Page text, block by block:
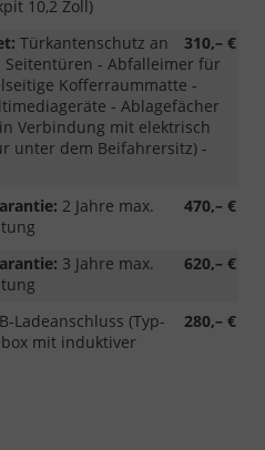
10,2 Zoll)
310,– €
Türkantenschutz an
- Abfalleimer für
Kofferraummatte -
- Ablagefächer
Verbindung mit elektrisch
unter dem Beifahrersitz) -
470,– €
2 Jahre max.
620,– €
3 Jahre max.
280,– €
Ladeanschluss (Typ-
mit induktiver